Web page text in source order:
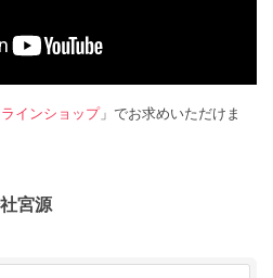
インショップ」でお求めいただけま
宮源